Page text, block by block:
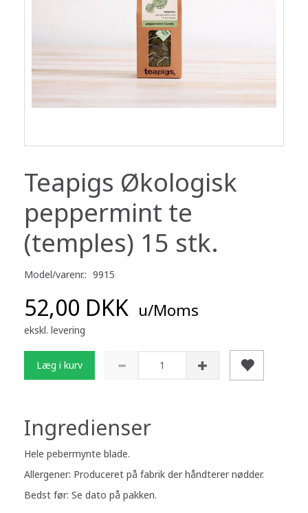
Teapigs Økologisk
peppermint te
(temples) 15 stk.
Model/varenr.: 9915
52,00 DKK u/Moms
ekskl. levering
Læg i kurv
Ingredienser
Hele pebermynte blade.
Allergener: Produceret på fabrik der håndterer nødder.
Bedst før: Se dato på pakken.